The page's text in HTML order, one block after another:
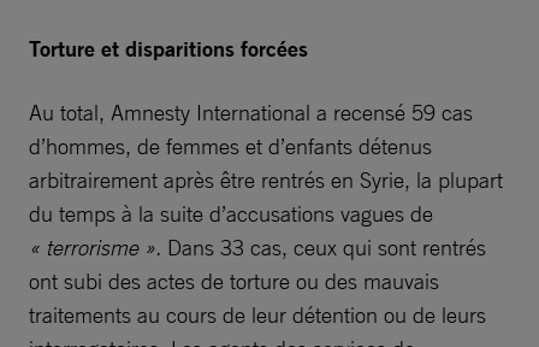
Torture et disparitions forcées
Au total, Amnesty International a recensé 59 cas
d’hommes, de femmes et d’enfants détenus
arbitrairement après être rentrés en Syrie, la plupart
du temps à la suite d’accusations vagues de
« terrorisme ». Dans 33 cas, ceux qui sont rentrés
ont subi des actes de torture ou des mauvais
traitements au cours de leur détention ou de leurs